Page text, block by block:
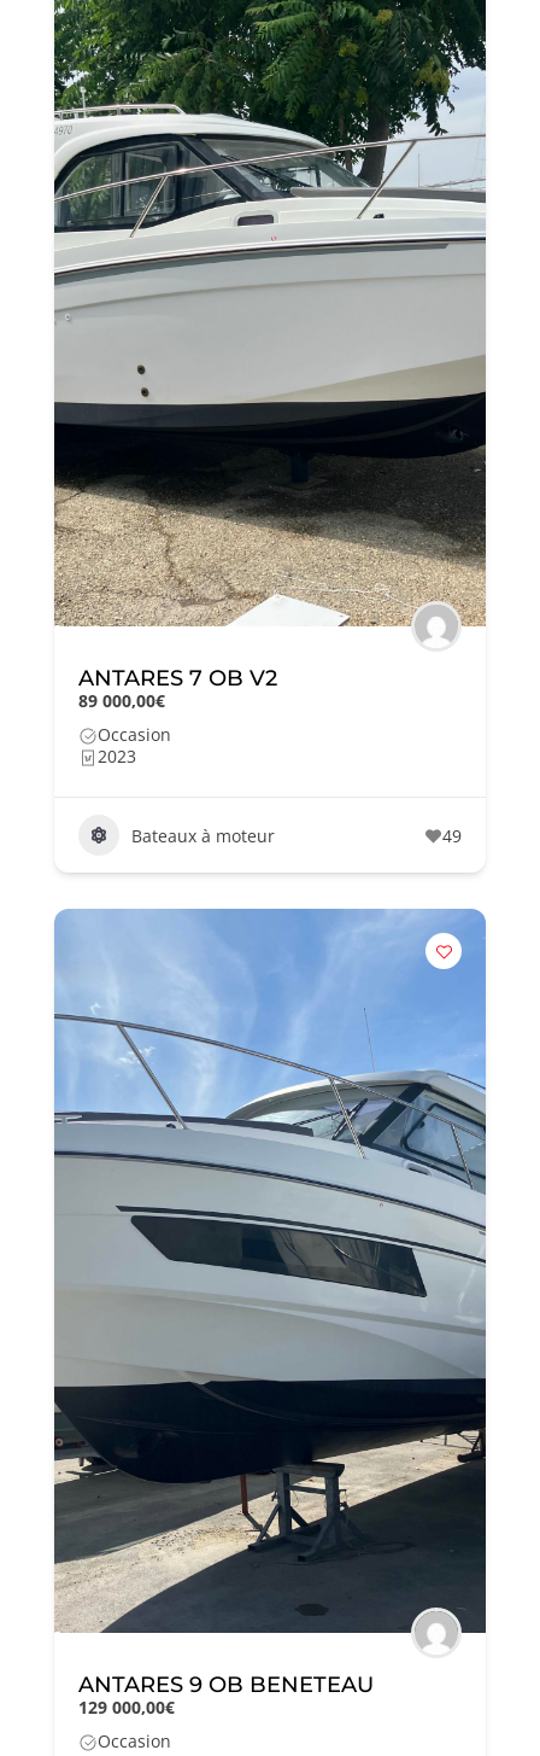
ANTARES 7 OB V2
89 000,00€
Occasion
2023
Bateaux à moteur 49
ANTARES 9 OB BENETEAU
129 000,00€
Occasion